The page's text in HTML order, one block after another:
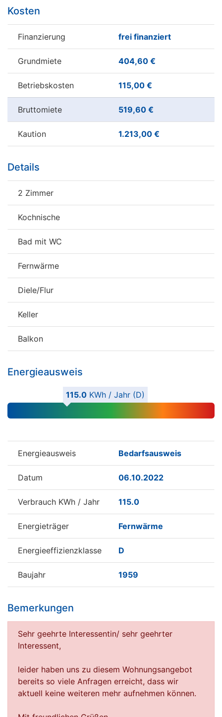
Kosten
Finanzierung frei finanziert
Grundmiete 404,60 €
Betriebskosten 115,00 €
Bruttomiete 519,60 €
Kaution 1.213,00 €
Details
2 Zimmer
Kochnische
Bad mit WC
Fernwärme
Diele/Flur
Keller
Balkon
Energieausweis
115.0 KWh / Jahr (D)
Energieausweis Bedarfsausweis
Datum 06.10.2022
Verbrauch KWh / Jahr 115.0
Energieträger Fernwärme
Energieeffizienzklasse D
Baujahr 1959
Bemerkungen
Sehr geehrte Interessentin/ sehr geehrter
Interessent,
leider haben uns zu diesem Wohnungsangebot
bereits so viele Anfragen erreicht, dass wir
aktuell keine weiteren mehr aufnehmen können.